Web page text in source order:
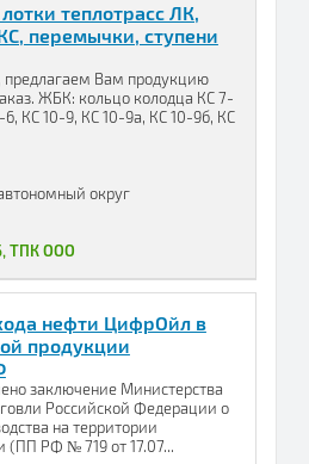
теплотрасс ЛК,
перемычки, ступени
Вам продукцию
ЖБК: кольцо колодца КС 7-
КС 10-9, КС 10-9а, КС 10-9б, КС
округ
ТПК ООО
нефти ЦифрОйл в
продукции
заключение Министерства
Российской Федерации о
на территории
(ПП РФ № 719 от 17.07...